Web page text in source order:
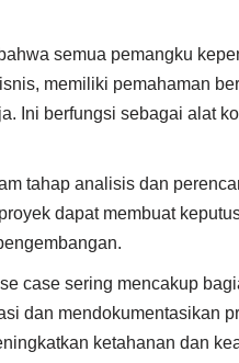
semua pemangku
memiliki pemahaman
Ini berfungsi sebagai alat
tahap analisis dan
dapat membuat
case sering mencakup
dan mendokumentasikan
ketahanan dan